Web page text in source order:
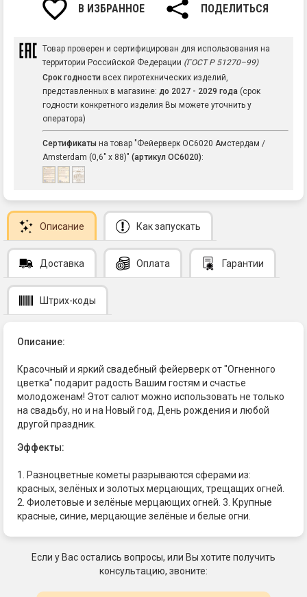
В ИЗБРАННОЕ ПОДЕЛИТЬСЯ
Товар проверен и сертифицирован для использования на
территории Российской Федерации (ГОСТ Р 51270–99)
Срок годности всех пиротехнических изделий,
представленных в магазине: до 2027 - 2029 года (срок
годности конкретного изделия Вы можете уточнить у
оператора)
Сертификаты на товар "Фейерверк ОС6020 Амстердам /
Amsterdam (0,6" х 88)" (артикул ОС6020):
Описание Как запускать
Доставка Оплата Гарантии
Штрих-коды
Описание:
Красочный и яркий свадебный фейерверк от "Огненного
цветка" подарит радость Вашим гостям и счастье
молодоженам! Этот салют можно использовать не только
на свадьбу, но и на Новый год, День рождения и любой
другой праздник.
Эффекты:
1. Разноцветные кометы разрываются сферами из:
красных, зелёных и золотых мерцающих, трещащих огней.
2. Фиолетовые и зелёные мерцающих огней. 3. Крупные
красные, синие, мерцающие зелёные и белые огни.
Если у Вас остались вопросы, или Вы хотите получить
консультацию, звоните: